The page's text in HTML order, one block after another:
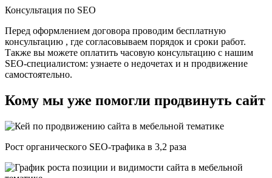
Консультация по SEO
Перед оформлением договора проводим бесплатную
консультацию , где согласовываем порядок и сроки работ.
Также вы можете оплатить часовую консультацию с нашим
SEO-специалистом: узнаете о недочетах и н продвижение
самостоятельно.
Кому мы уже помогли продвинуть сайт
Рост органического SEO-трафика в 3,2 раза